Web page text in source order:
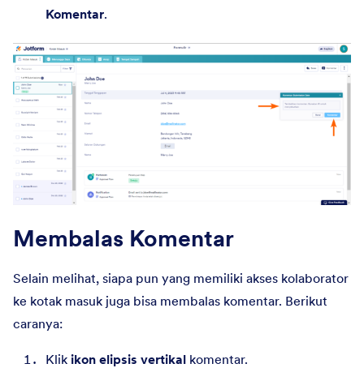
Komentar.
Membalas Komentar
Selain melihat, siapa pun yang memiliki akses kolaborator
ke kotak masuk juga bisa membalas komentar. Berikut
caranya:
Klik ikon elipsis vertikal komentar.